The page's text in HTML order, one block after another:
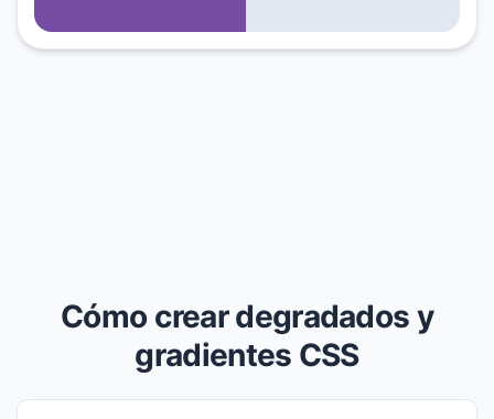
Cómo crear degradados y
gradientes CSS